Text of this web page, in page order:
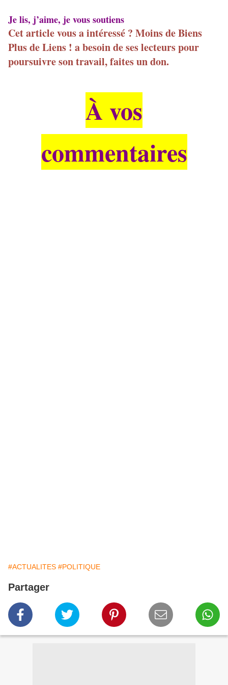
Je lis, j’aime, je vous soutiens
Cet article vous a intéressé ? Moins de Biens
Plus de Liens ! a besoin de ses lecteurs pour
poursuivre son travail, faites un don.
À vos
commentaires
#ACTUALITES #POLITIQUE
Partager